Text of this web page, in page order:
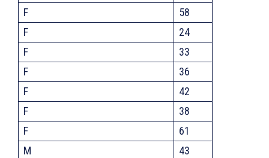
F
58
F
24
F
33
F
36
F
42
F
38
F
61
M
43